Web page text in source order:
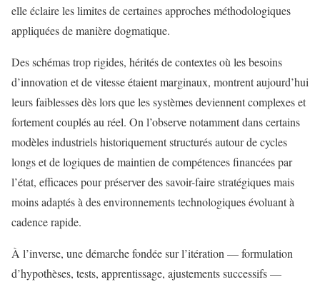
elle éclaire les limites de certaines approches méthodologiques
appliquées de manière dogmatique.
Des schémas trop rigides, hérités de contextes où les besoins
d’innovation et de vitesse étaient marginaux, montrent aujourd’hui
leurs faiblesses dès lors que les systèmes deviennent complexes et
fortement couplés au réel. On l’observe notamment dans certains
modèles industriels historiquement structurés autour de cycles
longs et de logiques de maintien de compétences financées par
l’état, efficaces pour préserver des savoir-faire stratégiques mais
moins adaptés à des environnements technologiques évoluant à
cadence rapide.
À l’inverse, une démarche fondée sur l’itération — formulation
d’hypothèses, tests, apprentissage, ajustements successifs —